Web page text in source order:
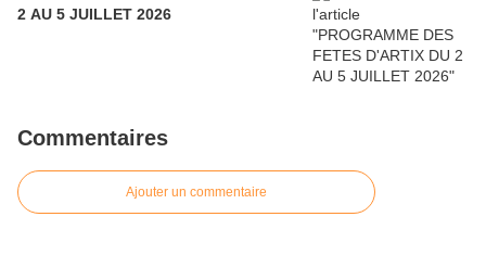
2 AU 5 JUILLET 2026
Commentaires
Ajouter un commentaire